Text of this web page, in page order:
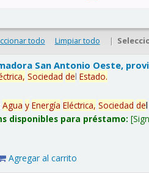
todo Limpiar todo |
San Antonio Oeste,
Sociedad delEstado.
Agua y Energía Eléctrica, Sociedad de
disponibles para préstamo:
Agregar al carrito